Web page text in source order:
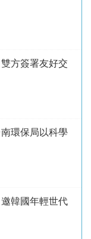
方簽署友好交
環保局以科學
韓國年輕世代